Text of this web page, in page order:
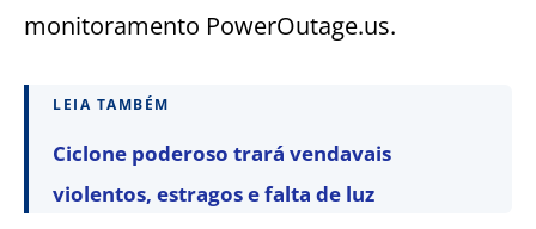
monitoramento PowerOutage.us.
LEIA TAMBÉM
Ciclone poderoso trará vendavais
violentos, estragos e falta de luz